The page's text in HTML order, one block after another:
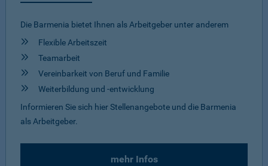
Die Barmenia bietet Ihnen als Arbeitgeber unter anderem
Flexible Arbeitszeit
Teamarbeit
Vereinbarkeit von Beruf und Familie
Weiterbildung und -entwicklung
Informieren Sie sich hier Stellenangebote und die Barmenia
als Arbeitgeber.
mehr Infos